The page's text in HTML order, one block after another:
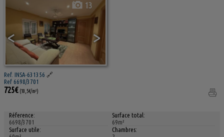
< >
13
Ref. INSA-631356 🔗
Ref 6698/3701
725€ (10,5€/m²)
Réference:
6698/3701
Surface total:
69m²
Surface utile:
Chambres: